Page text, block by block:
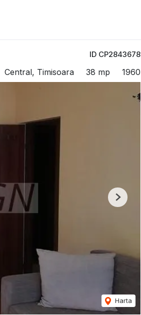
ID CP2843678
Central, Timisoara 38 mp 1960
Harta
Next